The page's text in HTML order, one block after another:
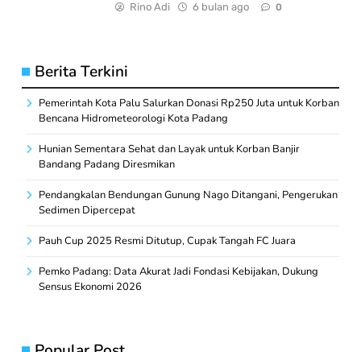
Rino Adi 6 bulan ago 0
Berita Terkini
Pemerintah Kota Palu Salurkan Donasi Rp250 Juta untuk Korban
Bencana Hidrometeorologi Kota Padang
Hunian Sementara Sehat dan Layak untuk Korban Banjir
Bandang Padang Diresmikan
Pendangkalan Bendungan Gunung Nago Ditangani, Pengerukan
Sedimen Dipercepat
Pauh Cup 2025 Resmi Ditutup, Cupak Tangah FC Juara
Pemko Padang: Data Akurat Jadi Fondasi Kebijakan, Dukung
Sensus Ekonomi 2026